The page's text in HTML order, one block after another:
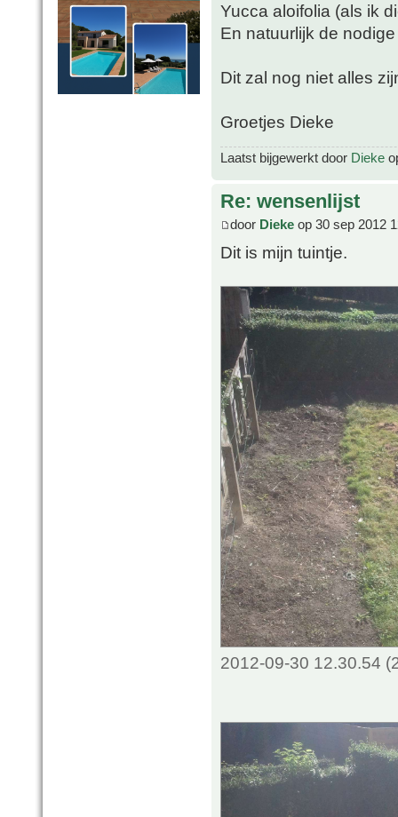
Yucca aloifolia (als ik
En natuurlijk de
Dit zal nog niet alles
Groetjes Dieke
Laatst bijgewerkt door Dieke
Re: wensenlijst
door Dieke op 30 sep 2012
Dit is mijn tuintje.
2012-09-30 12.30.54